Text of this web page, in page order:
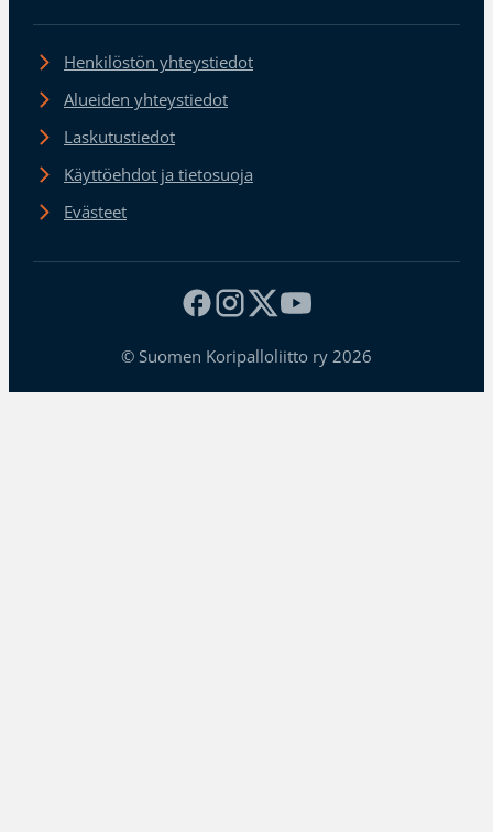
Henkilöstön yhteystiedot
Alueiden yhteystiedot
Laskutustiedot
Käyttöehdot ja tietosuoja
Evästeet
© Suomen Koripalloliitto ry 2026